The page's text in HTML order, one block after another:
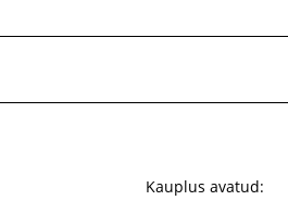
Kauplus avatud: